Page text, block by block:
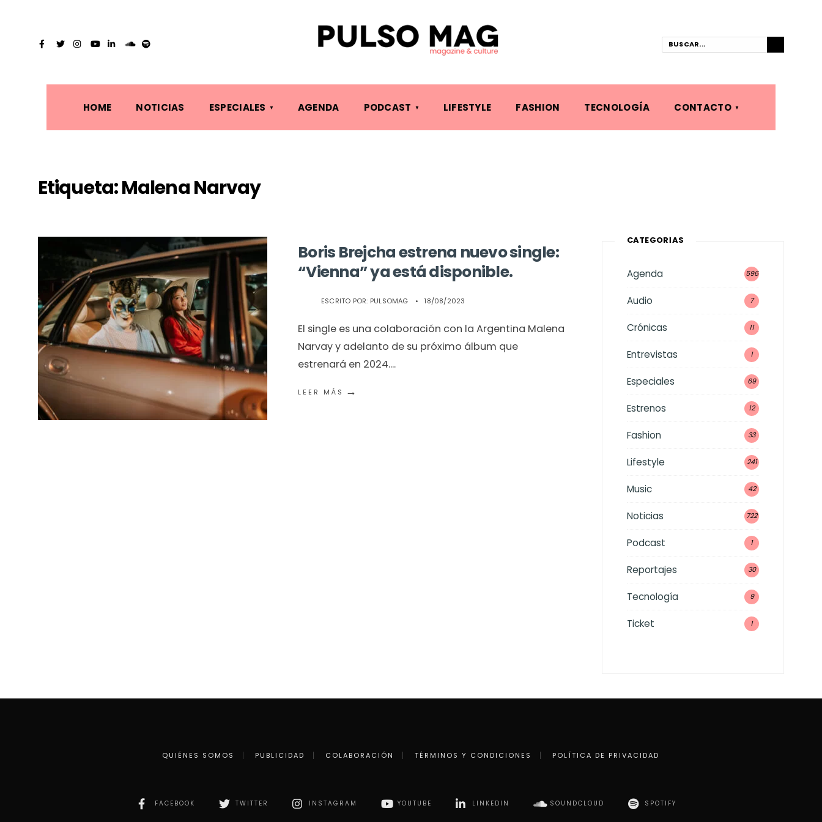
HOME NOTICIAS ESPECIALES AGENDA PODCAST LIFESTYLE FASHION TECNOLOGÍA CONTACTO
Etiqueta:Malena Narvay
Boris Brejcha estrena nuevo single:
“Vienna” ya está disponible.
ESCRITO POR: PULSOMAG • 18/08/2023
El single es una colaboración con la Argentina Malena
Narvay y adelanto de su próximo álbum que
estrenará en 2024....
LEER MÁS →
CATEGORÍAS
Agenda 596
Audio 7
Crónicas 11
Entrevistas 1
Especiales 69
Estrenos 12
Fashion 33
Lifestyle 241
Music 42
Noticias 722
Podcast 1
Reportajes 30
Tecnología 9
Ticket 1
QUIÉNES SOMOS PUBLICIDAD COLABORACIÓN TÉRMINOS Y CONDICIONES POLÍTICA DE PRIVACIDAD
FACEBOOK TWITTER INSTAGRAM YOUTUBE LINKEDIN SOUNDCLOUD SPOTIFY